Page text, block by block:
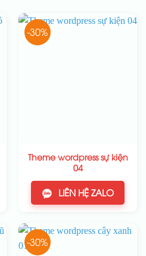
-30%
Theme wordpress sự kiện
04
LIÊN HỆ ZALO
-30%